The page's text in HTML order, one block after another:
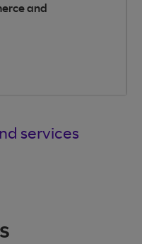
and
services